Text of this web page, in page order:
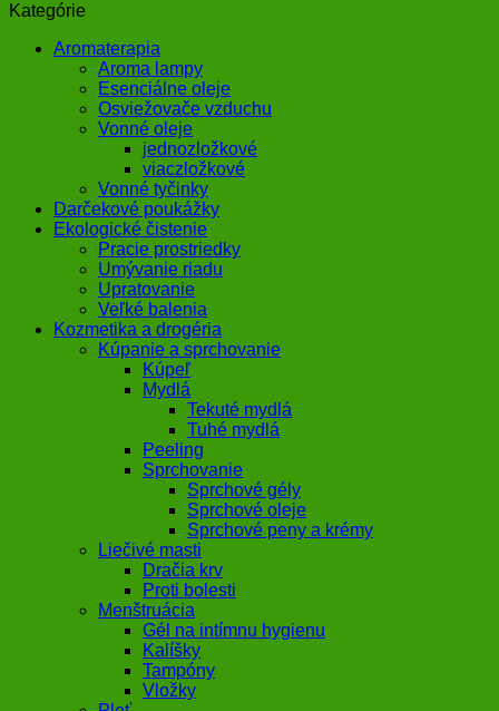
Kategórie
Aromaterapia
Aroma lampy
Esenciálne oleje
Osviežovače vzduchu
Vonné oleje
jednozložkové
viaczložkové
Vonné tyčinky
Darčekové poukážky
Ekologické čistenie
Pracie prostriedky
Umývanie riadu
Upratovanie
Veľké balenia
Kozmetika a drogéria
Kúpanie a sprchovanie
Kúpeľ
Mydlá
Tekuté mydlá
Tuhé mydlá
Peeling
Sprchovanie
Sprchové gély
Sprchové oleje
Sprchové peny a krémy
Liečivé masti
Dračia krv
Proti bolesti
Menštruácia
Gél na intímnu hygienu
Kalíšky
Tampóny
Vložky